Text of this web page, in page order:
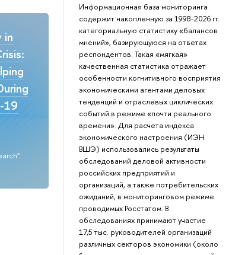
in
19
Информационная база мониторинга
содержит накопленную за 1998-2026 гг.
категориальную статистику «балансов
мнений», базирующуюся на ответах
респондентов. Такая «мягкая»
качественная статистика отражает
особенности когнитивного восприятия
экономическими агентами деловых
тенденций и отраслевых циклических
событий в режиме «почти реального
времени». Для расчета индекса
экономического настроения (ИЭН
ВШЭ) использовались результаты
обследований деловой активности
российских предприятий и
организаций, а также потребительских
ожиданий, в мониторинговом режиме
проводимых Росстатом. В
обследованиях принимают участие
17,5 тыс. руководителей организаций
различных секторов экономики (около